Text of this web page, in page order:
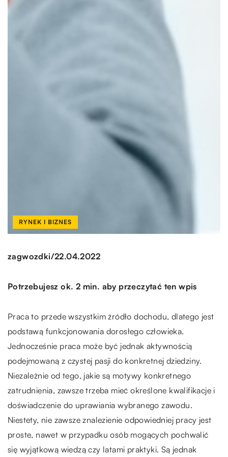
RYNEK I BIZNES
zagwozdki/22.04.2022
Potrzebujesz ok. 2 min. aby przeczytać ten wpis
Praca to przede wszystkim źródło dochodu, dlatego jest
podstawą funkcjonowania dorosłego człowieka.
Jednocześnie praca może być jednak aktywnością
podejmowaną z czystej pasji do konkretnej dziedziny.
Niezależnie od tego, jakie są motywy konkretnego
zatrudnienia, zawsze trzeba mieć określone kwalifikacje i
doświadczenie do uprawiania wybranego zawodu.
Niestety, nie zawsze znalezienie odpowiedniej pracy jest
proste, nawet w przypadku osób mogących pochwalić
się wyjątkową wiedzą czy latami praktyki. Są jednak